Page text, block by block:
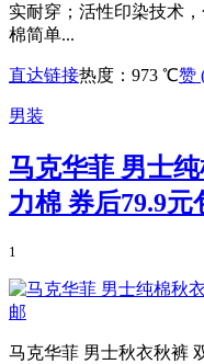
实耐穿；活性印染技术
棉简单...
直达链接热度：973 ℃赞
男装
马克华菲 男士
力棉 券后79.9元
1
马克华菲 男士秋衣秋裤